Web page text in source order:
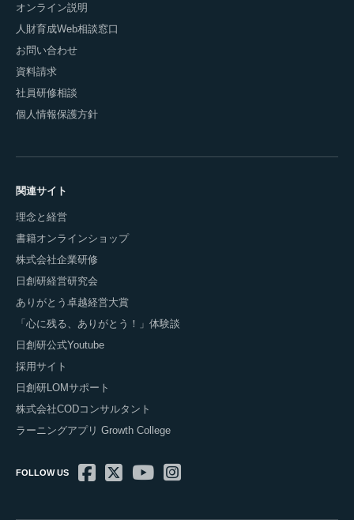
オンライン説明
人財育成Web相談窓口
お問い合わせ
資料請求
社員研修相談
個人情報保護方針
関連サイト
理念と経営
書籍オンラインショップ
株式会社企業研修
日創研経営研究会
ありがとう卓越経営大賞
「心に残る、ありがとう！」体験談
日創研公式Youtube
採用サイト
日創研LOMサポート
株式会社CODコンサルタント
ラーニングアプリ Growth College
FOLLOW US